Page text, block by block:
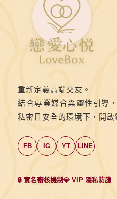
重新定義高端交友。
結合專業媒合與靈性引導
私密且安全的環境下，開啟
FB IG YT LINE
🔒 實名審核機制💎 VIP 隱私防護